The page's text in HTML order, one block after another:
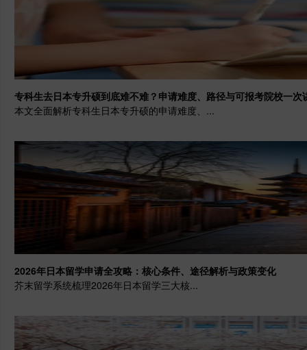
专科生去日本专升硕到底难不难？申请难度、路径与可报考院校一次
本文全面解析专科生日本专升硕的申请难度、...
2026年日本留学申请全攻略：核心条件、途径解析与政策变化
芥末留学系统梳理2026年日本留学三大核...